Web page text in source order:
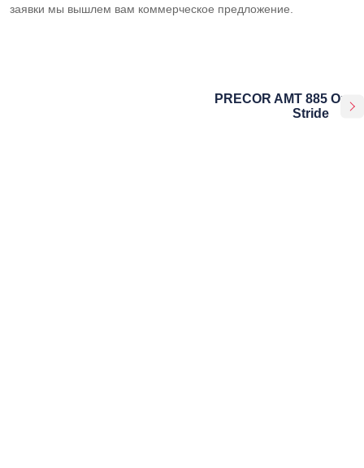
заявки мы вышлем вам коммерческое предложение.
PRECOR AMT 885 Open
Stride